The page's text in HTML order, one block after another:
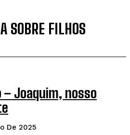
SOBRE FILHOS
– Joaquim, nosso
De 2025